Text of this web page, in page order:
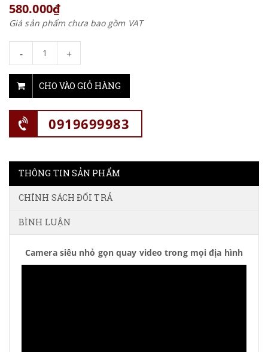
580.000₫
Giá sản phẩm chưa bao gồm VAT
- +
CHO VÀO GIỎ HÀNG
0919699983
THÔNG TIN SẢN PHẨM
CHÍNH SÁCH ĐỔI TRẢ
BÌNH LUẬN
Camera siêu nhỏ gọn quay video trong mọi địa hình